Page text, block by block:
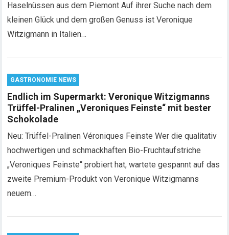
Haselnüssen aus dem Piemont Auf ihrer Suche nach dem
kleinen Glück und dem großen Genuss ist Veronique
Witzigmann in Italien…
GASTRONOMIE NEWS
Endlich im Supermarkt: Veronique Witzigmanns
Trüffel-Pralinen „Veroniques Feinste“ mit bester
Schokolade
Neu: Trüffel-Pralinen Véroniques Feinste Wer die qualitativ
hochwertigen und schmackhaften Bio-Fruchtaufstriche
„Veroniques Feinste“ probiert hat, wartete gespannt auf das
zweite Premium-Produkt von Veronique Witzigmanns
neuem…